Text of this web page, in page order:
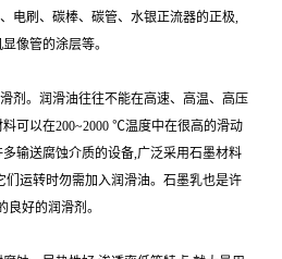
电刷、碳棒、碳管、水银正流器的正极,
像管的涂层等。
剂。润滑油往往不能在高速、高温、高压
可以在200~2000 ℃温度中在很高的滑动
输送腐蚀介质的设备,广泛采用石墨材料
们运转时勿需加入润滑油。石墨乳也是许
良好的润滑剂。